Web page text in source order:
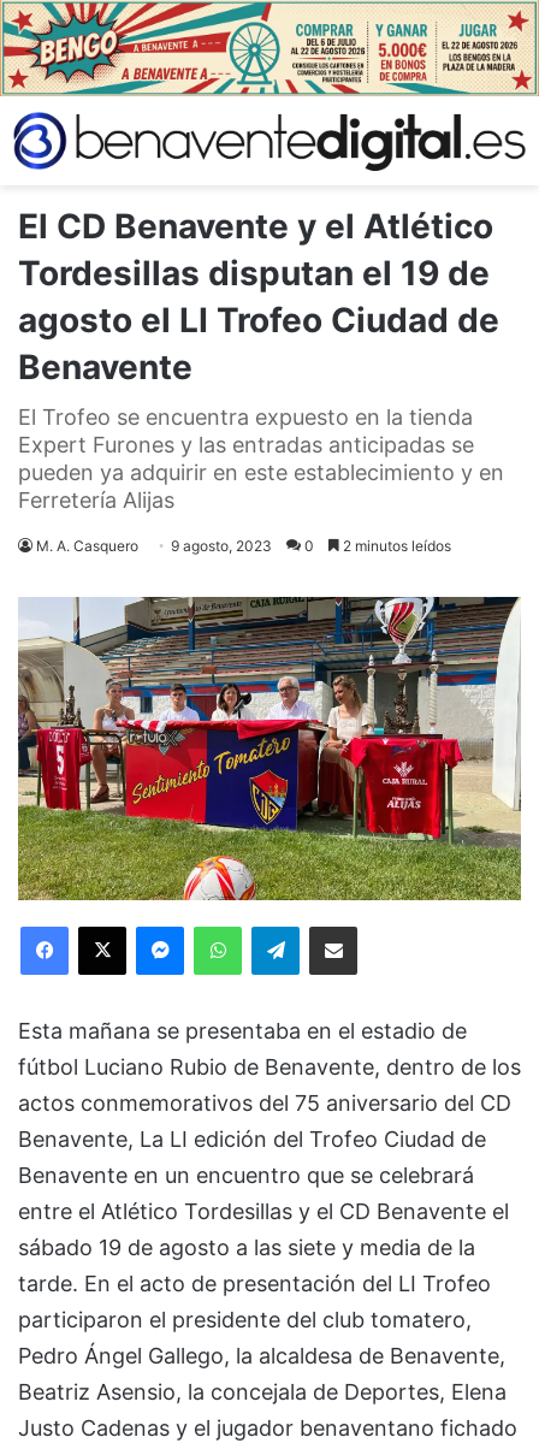
El CD Benavente y el Atlético
Tordesillas disputan el 19 de
agosto el LI Trofeo Ciudad de
Benavente
El Trofeo se encuentra expuesto en la tienda
Expert Furones y las entradas anticipadas se
pueden ya adquirir en este establecimiento y en
Ferretería Alijas
M. A. Casquero 9 agosto, 2023 0 2 minutos leídos
Facebook
X MessengerWhatsAppTelegramCompartir via Email
Esta mañana se presentaba en el estadio de
fútbol Luciano Rubio de Benavente, dentro de los
actos conmemorativos del 75 aniversario del CD
Benavente, La LI edición del Trofeo Ciudad de
Benavente en un encuentro que se celebrará
entre el Atlético Tordesillas y el CD Benavente el
sábado 19 de agosto a las siete y media de la
tarde. En el acto de presentación del LI Trofeo
participaron el presidente del club tomatero,
Pedro Ángel Gallego, la alcaldesa de Benavente,
Beatriz Asensio, la concejala de Deportes, Elena
Justo Cadenas y el jugador benaventano fichado